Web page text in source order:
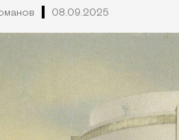
08.09.2025